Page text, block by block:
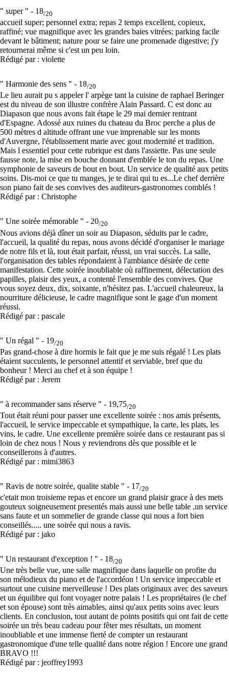
" super " - 18/20
accueil super; personnel extra; repas 2 temps excellent, copieux,
raffiné; vue magnifique avec les grandes baies vitrées; parking facile
devant le bâtiment; nature pour se faire une promenade digestive; j'y
retournerai même si c'est un peu loin.
Rédigé par : violette
" Harmonie des sens " - 18/20
Le lieu aurait pu s appeler l' arpège tant la cuisine de raphael Beringer
est du niveau de son illustre confrère Alain Passard. C est donc au
Diapason que nous avons fait étape le 29 mai dernier rentrant
d'Espagne. Adossé aux ruines du chateau du Broc perche a plus de
500 mètres d altitude offrant une vue imprenable sur les monts
d'Auvergne, l'établissement marie avec gout modernité et tradition.
Mais l essentiel pour cette rubrique est dans l'assiette. Pas une seule
fausse note, la mise en bouche donnant d'emblée le ton du repas. Une
symphonie de saveurs de bout en bout. Un service de qualité aux petits
soins. Dis-moi ce que tu manges, je te dirai qui tu es...Le chef derrière
son piano fait de ses convives des auditeurs-gastronomes comblés !
Rédigé par : Christophe
" Une soirée mémorable " - 20/20
Nous avions déjà dîner un soir au Diapason, séduits par le cadre,
l'accueil, la qualité du repas, nous avons décidé d'organiser le mariage
de notre fils et là, tout était parfait, réussi, un vrai succès. La salle,
l'organisation des tables répondaient à l'ambiance désirée de cette
manifestation. Cette soirée inoubliable où raffinement, délectation des
papilles, plaisir des yeux, a contenté l'ensemble des convives. Que
vous soyez deux, dix, soixante, n'hésitez pas. L'accueil chaleureux, la
nourriture délicieuse, le cadre magnifique sont le gage d'un moment
réussi.
Rédigé par : pascale
" Un régal " - 19/20
Pas grand-chose à dire hormis le fait que je me suis régalé ! Les plats
étaient succulents, le personnel attentif et serviable, bref que du
bonheur ! Merci au chef et à son équipe !
Rédigé par : Jerem
" à recommander sans réserve " - 19,75/20
Tout était réuni pour passer une excellente soirée : nos amis présents,
l'accueil, le service impeccable et sympathique, la carte, les plats, les
vins, le cadre. Une excellente première soirée dans ce restaurant pas si
loin de chez nous ! Nous y reviendrons dès que possible et le
conseillerons à d'autres.
Rédigé par : mimi3863
" Ravis de notre soirée, qualite stable " - 17/20
c'etait mon troisieme repas et encore un grand plaisir grace à des mets
gouteux soigneusement presentés mais aussi une belle table ,un service
sans faute et un sommelier de grande classe qui nous a fort bien
conseillés..... une soirée qui nous a ravis.
Rédigé par : jako
" Un restaurant d'exception ! " - 18/20
Une très belle vue, une salle magnifique dans laquelle on profite du
son mélodieux du piano et de l'accordéon ! Un service impeccable et
surtout une cuisine merveilleuse ! Des plats originaux avec des saveurs
et un équilibre qui font voyager notre palais ! Les propriétaires (le chef
et son épouse) sont très aimables, ainsi qu'aux petits soins avec leurs
clients. En conclusion, tout autant de points positifs qui ont fait de cette
soirée un très beau cadeau pour fêter mes résultats, un moment
inoubliable et une immense fierté de compter un restaurant
gastronomique d'une telle qualité dans notre région ! Encore une grand
BRAVO !!!
Rédigé par : jeoffrey1993